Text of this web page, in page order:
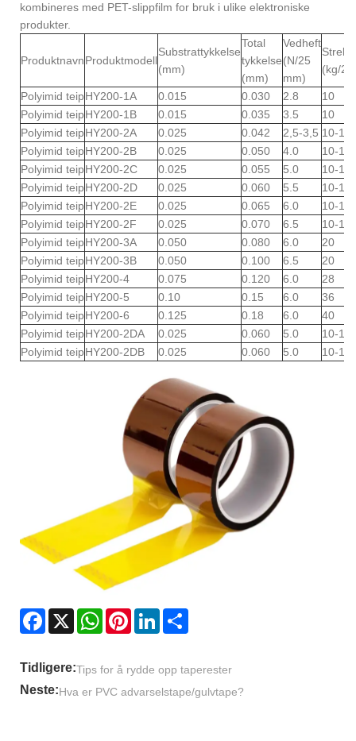
kombineres med PET-slippfilm for bruk i ulike elektroniske
produkter.
ProduktnavnProduktmodell
Substrattykkelse
(mm)
Total
tykkelse
(mm)
Vedheft
(N/25
mm)
(kg/
Polyimid teipHY200-1A 0.015 0.030 2.8
10
Polyimid teipHY200-1B 0.015 0.035 3.5
10
Polyimid teipHY200-2A 0.025 0.042 2,5-3,5 10-13
Polyimid teipHY200-2B 0.025 0.050 4.0
10-13
Polyimid teipHY200-2C 0.025 0.055 5.0
10-13
Polyimid teipHY200-2D 0.025 0.060 5.5
10-13
Polyimid teipHY200-2E 0.025 0.065 6.0
10-13
Polyimid teipHY200-2F 0.025 0.070 6.5
10-13
Polyimid teipHY200-3A 0.050 0.080 6.0
20
Polyimid teipHY200-3B 0.050 0.100 6.5
20
Polyimid teipHY200-4 0.075 0.120 6.0
28
Polyimid teipHY200-5 0.10 0.15 6.0
36
Polyimid teipHY200-6 0.125 0.18 6.0
40
Polyimid teipHY200-2DA 0.025 0.060 5.0
10-13
Polyimid teipHY200-2DB 0.025 0.060 5.0 10-13
Facebook
X WhatsAppPinterestLinkedIn
Tidligere:Tips for å rydde opp taperester
Neste:Hva er PVC advarselstape/gulvtape?